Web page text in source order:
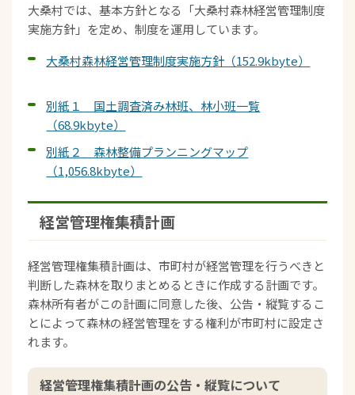
大桑村では、基本方針となる「大桑村森林経営管理制度
実施方針」を定め、制度を運用しています。
大桑村森林経営管理制度実施方針（152.9kbyte）
別紙１ 国土調査済み林班、林小班一覧
（68.9kbyte）
別紙２ 森林整備プランニングマップ
（1,056.8kbyte）
経営管理権集積計画
経営管理権集積計画は、市町村が経営管理を行うべきと
判断した森林を取りまとめるときに作成する計画です。
森林所有者がこの計画に同意した後、公告・縦覧するこ
とによって森林の経営管理をする権利が市町村に設定さ
れます。
経営管理権集積計画の公告・縦覧について